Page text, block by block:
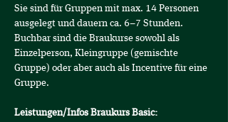
Sie sind für Gruppen mit max. 14 Personen
ausgelegt und dauern ca. 6–7 Stunden.
Buchbar sind die Braukurse sowohl als
Einzelperson, Kleingruppe (gemischte
Gruppe) oder aber auch als Incentive für eine
Gruppe.
Leistungen/Infos Braukurs Basic: